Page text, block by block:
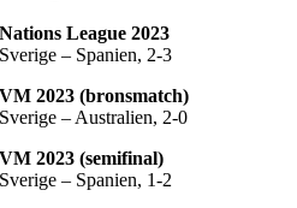
Nations League 2023
Sverige – Spanien, 2-3
VM 2023 (bronsmatch)
Sverige – Australien, 2-0
VM 2023 (semifinal)
Sverige – Spanien, 1-2